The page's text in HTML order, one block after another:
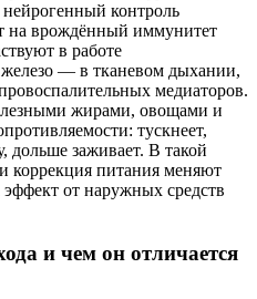
контроль
на врождённый иммунитет
в работе
— в тканевом дыхании,
медиаторов.
жирами, овощами и
тускнеет,
дольше заживает. В такой
коррекция питания меняют
от наружных средств
и чем он отличается